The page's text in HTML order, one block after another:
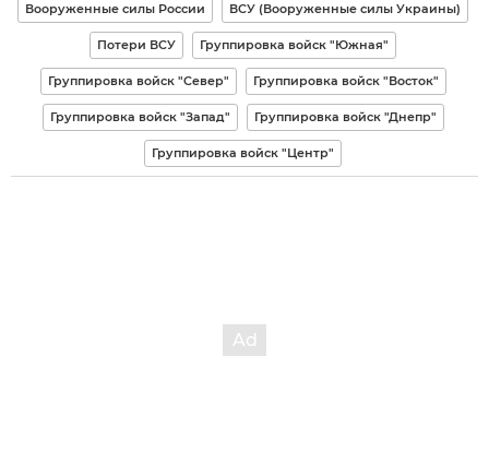
Вооруженные силы России ВСУ (Вооруженные силы Украины)
Потери ВСУ Группировка войск "Южная"
Группировка войск "Север" Группировка войск "Восток"
Группировка войск "Запад" Группировка войск "Днепр"
Группировка войск "Центр"